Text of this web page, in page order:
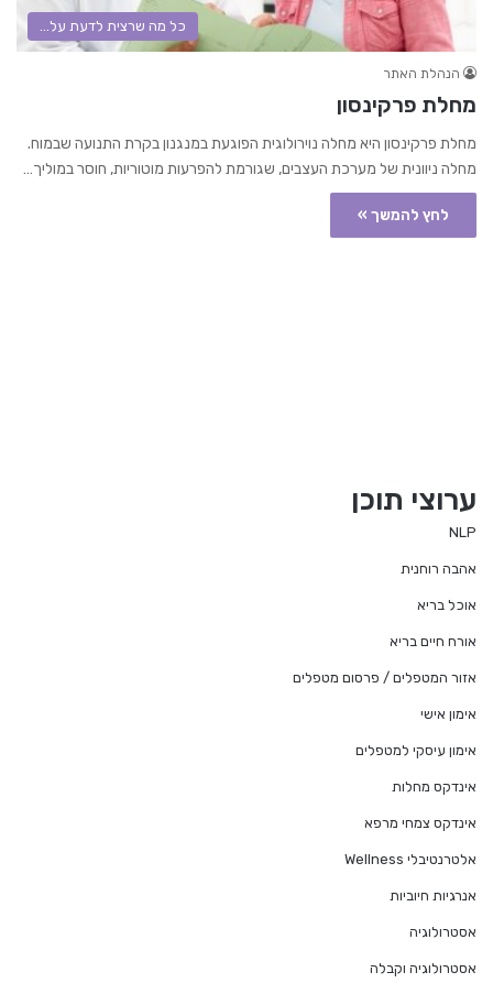
כל מה שרצית לדעת על...
הנהלת האתר
מחלת פרקינסון
מחלת פרקינסון היא מחלה נוירולוגית הפוגעת במנגנון בקרת התנועה שבמוח.
מחלה ניוונית של מערכת העצבים, שגורמת להפרעות מוטוריות, חוסר במוליך…
לחץ להמשך »
ערוצי תוכן
NLP
אהבה רוחנית
אוכל בריא
אורח חיים בריא
אזור המטפלים / פרסום מטפלים
אימון אישי
אימון עיסקי למטפלים
אינדקס מחלות
אינדקס צמחי מרפא
אלטרנטיבלי Wellness
אנרגיות חיוביות
אסטרולוגיה
אסטרולוגיה וקבלה